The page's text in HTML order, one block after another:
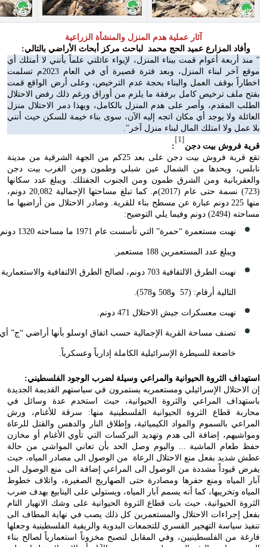
آثار عملية هدم المنزل والمنشأة الزراعية
وأفاد المزارع عميد الحج محمد لباحث مركز أبحاث الأراضي بالتالي:
" منذ أربعة أعوام قمت ببناء المنزل، لإيواء عائلتي علماً بأنني لا أمتلك أي
موقع آخر لبناء المنزل، وبعد فترة قصيرة أي في العام 2023م تسلمت
اخطاراً بوقف العمل والبناء بحجة عدم الترخيص، وعلى أرض الواقع قمت
بفتح ملف ترخيص كامل برفقة ما يلزم من أوراق ورغم ذلك رفض الاحتلال
الطلب المقدم، وأصر على هدم المنزل بالكامل، وبهذا دمر الاحتلال منزل
العائلة ولا يوجد أي مكان اتجه إليه الآن، سوى بناء خيمة للسكن حيث أنني
بلا عمل ولا امتلك المال لبناء منزل آخر".
قرية فروش بيت دجن
[1]
:
تقع قرية فروش بيت دجن على بعد 25كم من الجهة الشرقية من مدينة
نابلس، ويحدها من الشمال عين شبلي وطمون ومن الغرب بيت دجن
والعقربانية ومن الشرق طمون ومن الجنوب الجفتلك. ويبلغ عدد سكانها
(723) نسمة حتى عام (2017)م. كما تبلغ مساحتها الإجمالية 20,082 دونم،
منها 225 دونم عبارة عن مسطح بناء للقرية. وصادر الاحتلال من أراضيها ما
مساحته (2494) دونم وفيما يلي التوضيح:
نهبت مستعمرة “حمرة” التي تأسست عام 1971 ما مساحته 1320 دونم
ويبلغ عدد المستعمرين 188 مستعمر.
نهبت الطرق الالتفافية 703 دونم، لصالح الطرق الالتفافية والاستعمارية
التالية أرقام: (57 و508 و578).
نهبت معسكرات جيش الاحتلال 471 دونم.
تصنف مساحة القرية الإجمالية حسب اتفاق اوسلو بأنها أراضي “ج” أي
خاضعة للسيطرة الإسرائيلية الكاملة إدارياً وعسكرياً.
استهداف الثروة الحيوانية والمراعي وسيلة لضرب الوجود الفلسطيني:
إن الاحتلال الإسرائيلي ومستعمريه يستمرون في سياستهم القديمة الجديدة
باستهداف المراعي والثروة الحيوانية، حيث استخدم عدة وسائل في
محاربة قطاع الثروة الحيوانية الفلسطينية منها: سرقة للأغنام، ورش
المراعي بالسموم والمواد الكيميائية، وإطلاق النار والدهس والقتل للرعاة
ومواشيهم، إضافة الى هدم وتهديد البركسات التي تأوي الأغنام أو مخازن
حفظ طعام الماشية ... واليوم وصل الحد بأن تعاني المواشي من حالة
عطش شديد بفعل منع الاحتلال الرعاة من الوصول الى مصادر المياه، حيث
يفرض قيوداً مشددة من الوصول الى المراعي إضافة الى منع الوصول الى
آبار المياه ومنع حفرها ومصادرة حتى الصهاريج الصغيرة، واتلاف خطوط
المياه وتخريبها، كما أنه يسمم آبار المياه، ويستولي على الينابيع بهدف ضرب
الثروة الحيوانية، حيث بات قطاع الثروة الحيوانية على وشك الانهيار التام
بفعل إجراءات الاحتلال والمستعمرين كل ذلك يصب في نهاية المطاف الى
تنفيذ سياسة التهجير القسري للتجمعات البدوية والريفية الفلسطينية وجعلها
فارغة من الفلسطينيين، وفي المقابل لتصبح مخزوناً استعمارياً لصالح بناء